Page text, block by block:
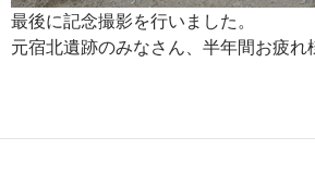
最後に記念撮影を行いました。
元宿北遺跡のみなさん、半年間お疲れ